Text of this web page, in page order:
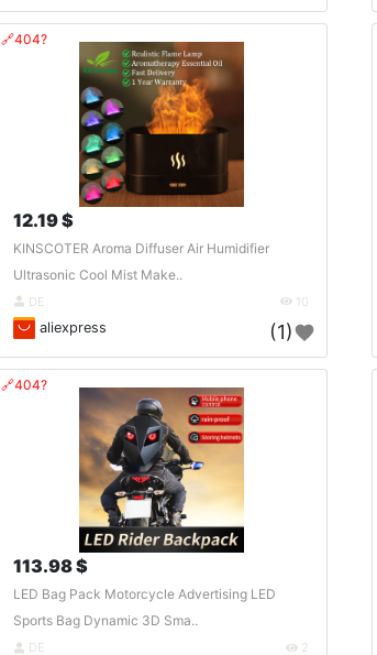
🔗404?
12.19 $
KINSCOTER Aroma Diffuser Air Humidifier
Ultrasonic Cool Mist Make..
DE 10
aliexpress (1)
🔗404?
113.98 $
LED Bag Pack Motorcycle Advertising LED
Sports Bag Dynamic 3D Sma..
DE 2